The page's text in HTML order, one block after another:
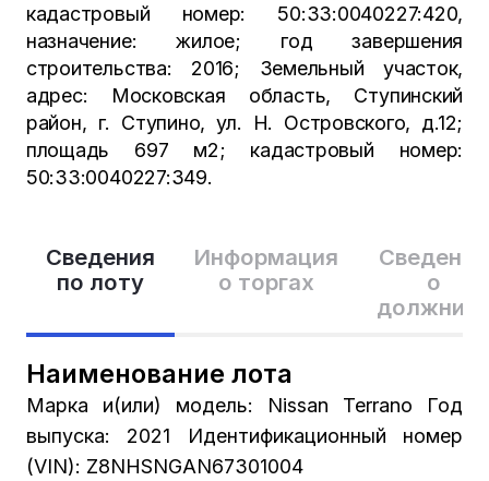
Сведения
по лоту
Информация
о торгах
Сведения
о
Наименование лота
Марка и(или) модель: Nissan Terrano Год
выпуска: 2021 Идентификационный номер
(VIN): Z8NHSNGAN67301004
кадастровый номер: 50:33:0040227:420,
назначение: жилое; год завершения
строительства: 2016; Земельный участок,
адрес: Московская область, Ступинский
район, г. Ступино, ул. Н. Островского, д.12;
площадь 697 м2; кадастровый номер:
50:33:0040227:349.